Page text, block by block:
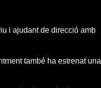
i ajudant de direcció amb
també ha estrenat una